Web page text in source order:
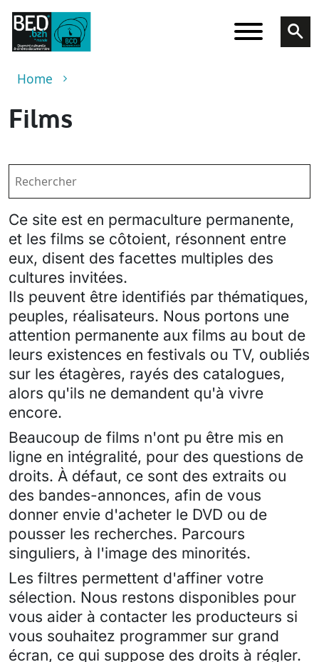
Skip to main content
Breadcrumb
Home
Films
Ce site est en permaculture permanente,
et les films se côtoient, résonnent entre
eux, disent des facettes multiples des
cultures invitées.
Ils peuvent être identifiés par thématiques,
peuples, réalisateurs. Nous portons une
attention permanente aux films au bout de
leurs existences en festivals ou TV, oubliés
sur les étagères, rayés des catalogues,
alors qu'ils ne demandent qu'à vivre
encore.
Beaucoup de films n'ont pu être mis en
ligne en intégralité, pour des questions de
droits. À défaut, ce sont des extraits ou
des bandes-annonces, afin de vous
donner envie d'acheter le DVD ou de
pousser les recherches. Parcours
singuliers, à l'image des minorités.
Les filtres permettent d'affiner votre
sélection. Nous restons disponibles pour
vous aider à contacter les producteurs si
vous souhaitez programmer sur grand
écran, ce qui suppose des droits à régler.